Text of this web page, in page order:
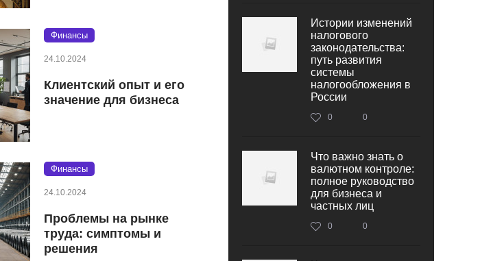
Финансы
24.10.2024
Клиентский опыт и его
значение для бизнеса
Финансы
24.10.2024
Проблемы на рынке
труда: симптомы и
решения
Истории изменений
налогового
законодательства:
путь развития
системы
налогообложения в
России
0 0
Что важно знать о
валютном контроле:
полное руководство
для бизнеса и
частных лиц
0 0